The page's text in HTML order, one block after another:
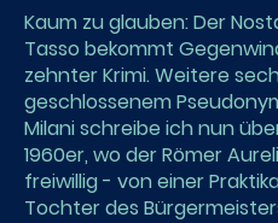
Kaum zu glauben: Der
Tasso bekommt
zehnter Krimi. Weitere
geschlossenem
Milani schreibe ich nun
1960er, wo der Römer
freiwillig - von einer
Tochter des